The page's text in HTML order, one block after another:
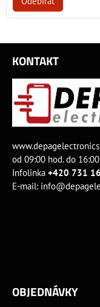
KONTAKT
od 09:00 hod. do
Infolinka +420 731
E-mail:
OBJEDNÁVKY